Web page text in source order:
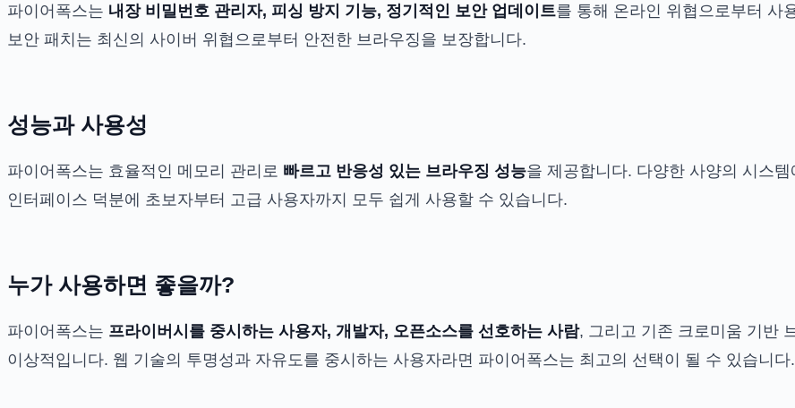
파이어폭스는 내장 비밀번호 관리자, 피싱 방지 기능, 정기적인 보안 업데이트를 통해 온라인 위협으로부터 사
보안 패치는 최신의 사이버 위협으로부터 안전한 브라우징을 보장합니다.
성능과 사용성
파이어폭스는 효율적인 메모리 관리로 빠르고 반응성 있는 브라우징 성능을 제공합니다. 다양한 사양의 시스
인터페이스 덕분에 초보자부터 고급 사용자까지 모두 쉽게 사용할 수 있습니다.
누가 사용하면 좋을까?
파이어폭스는 프라이버시를 중시하는 사용자, 개발자, 오픈소스를 선호하는 사람, 그리고 기존 크로미움 기반
이상적입니다. 웹 기술의 투명성과 자유도를 중시하는 사용자라면 파이어폭스는 최고의 선택이 될 수 있습니다.